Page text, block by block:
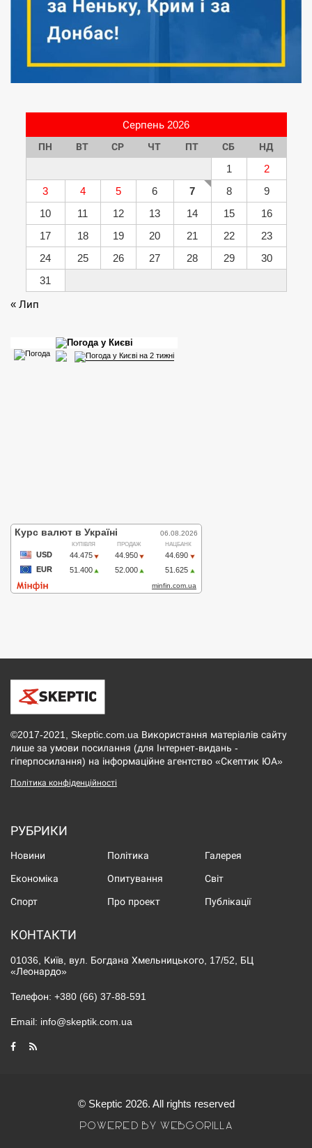
Серпень 2026
ПН ВТ СР ЧТ ПТ СБ НД
1
2
3
4 5 6 7 8
9
10
11 12 13 14 15
16
17
18 19 20 21 22
23
24
25 26 27 28 29
30
31
« Лип
©2017-2021, Skeptic.com.ua Використання матеріалів сайту
лише за умови посилання (для Інтернет-видань -
гіперпосилання) на інформаційне агентство «Скептик ЮА»
Політика конфіденційності
РУБРИКИ
Новини Політика Галерея
Економіка Опитування Світ
Спорт Про проект Публікації
КОНТАКТИ
01036, Київ, вул. Богдана Хмельницького, 17/52, БЦ
«Леонардо»
Телефон: +380 (66) 37-88-591
Email: info@skeptik.com.ua
© Skeptic 2026. All rights reserved
POWERED BY WEBGORILLA